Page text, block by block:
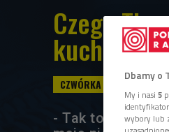
Czego
kuchni
- Tak to jest w
Dbamy o
My i nasi 5
wybory lub